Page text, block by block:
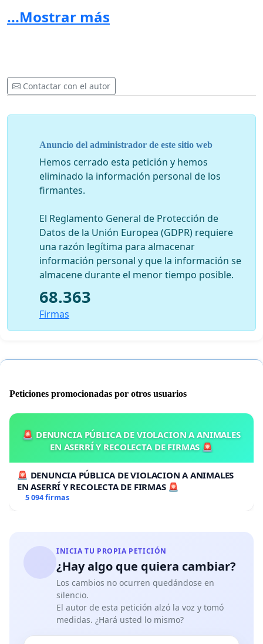
and-bullfighting
entretengamos con un espectáculo que incluya el
haciendo caso omiso y enseñar a nuestros hijos a
mi crecimiento en los corazones de los espectadores.
Asimismo, le pido quela red internacional
antitaurina o uno de sus miembros en su nombre
encargados de estudiar la solicitud de los taurinos
tal y como permite el artículo 8 de sus estatutos. La red
cuenta con un amplio grupo de expertos en Derecho de
Veterinaria, Sociología, Ingeniería Agronómica,
periodistas, miembros de partidos políticos, que
pueden proporcionar información exacta y objetiva. Sé
que la red ya se ha puesto en contacto directamente
con usted con este propósito. Ruego escuchen su
líderes mundiales y celebridades que apoyan nuestra
causa, entre los que me gustaría mencionar que el
Dalai Lama o el Premio Nobel Coetzee, entre otros.
Querida señora Duvelle, me dirijo a usted como
principal responsable de la Sección del Patrimonio
Cultural Inmaterial. Hemos leído sus palabras cuando
dijo:"Cada expresión del patrimonio inmaterial es
corridas de toros es para la mayoría de los españoles,
franceses, portugueses y los latinoamericanos, una
práctica que les avergüenza, que los divide y genera un
número creciente de voces que reclaman su fin.
Carta a la Sra Duvelle// Letter to Madame Duvelle:
...Mostrar más
Contactar con el autor
Anuncio del administrador de este sitio web
Hemos cerrado esta petición y hemos
eliminado la información personal de los
firmantes.
El Reglamento General de Protección de
Datos de la Unión Europea (GDPR) requiere
una razón legítima para almacenar
información personal y que la información se
almacene durante el menor tiempo posible.
68.363
Firmas
Peticiones promocionadas por otros usuarios
🚨 DENUNCIA PÚBLICA DE VIOLACION A ANIMALES
EN ASERRÍ Y RECOLECTA DE FIRMAS 🚨
🚨 DENUNCIA PÚBLICA DE VIOLACION A ANIMALES
EN ASERRÍ Y RECOLECTA DE FIRMAS 🚨
5 094 firmas
INICIA TU PROPIA PETICIÓN
¿Hay algo que quiera cambiar?
Los cambios no ocurren quedándose en
silencio.
El autor de esta petición alzó la voz y tomó
medidas. ¿Hará usted lo mismo?